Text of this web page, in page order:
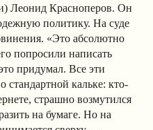
Леонид Красноперов. Он
политику. На суде
«Это абсолютно
попросили написать
придумал. Все эти
кальке: кто-
страшно возмутился
на бумаге. Но на